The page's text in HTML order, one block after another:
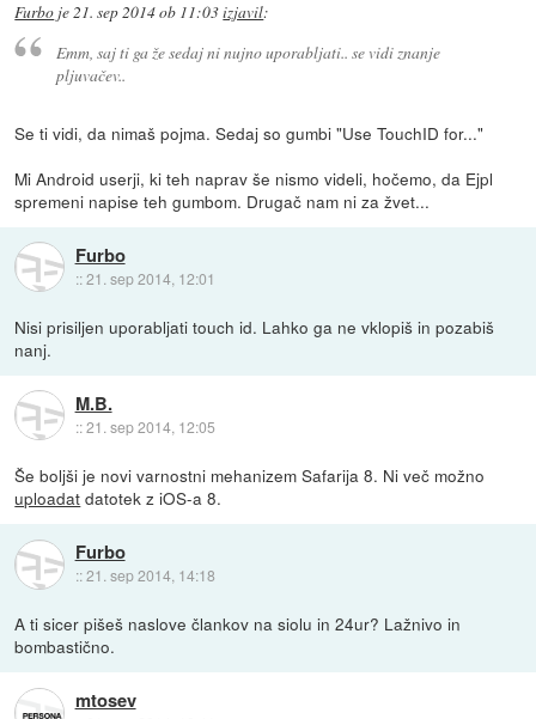
Furbo je21. sep 2014 ob 11:03izjavil:
Emm, saj ti ga že sedaj ni nujno uporabljati.. se vidi znanje
pljuvačev..
Se ti vidi, da nimaš pojma. Sedaj so gumbi "Use TouchID for..."
Mi Android userji, ki teh naprav še nismo videli, hočemo, da Ejpl
spremeni napise teh gumbom. Drugač nam ni za žvet...
Furbo
::21. sep 2014, 12:01
Nisi prisiljen uporabljati touch id. Lahko ga ne vklopiš in pozabiš
nanj.
M.B.
::21. sep 2014, 12:05
Še boljši je novi varnostni mehanizem Safarija 8. Ni več možno
uploadat datotek z iOS-a 8.
Furbo
::21. sep 2014, 14:18
A ti sicer pišeš naslove člankov na siolu in 24ur? Lažnivo in
bombastično.
mtosev